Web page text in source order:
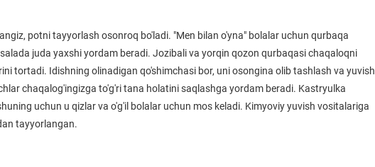
potni tayyorlash osonroq bo'ladi. "Men bilan o'yna" bolalar uchun qurbaqa
juda yaxshi yordam beradi. Jozibali va yorqin qozon qurbaqasi chaqaloqni
tortadi. Idishning olinadigan qo'shimchasi bor, uni osongina olib tashlash va yuvish
chaqalog'ingizga to'g'ri tana holatini saqlashga yordam beradi. Kastryulka
uchun u qizlar va o'g'il bolalar uchun mos keladi. Kimyoviy yuvish vositalariga
tayyorlangan.